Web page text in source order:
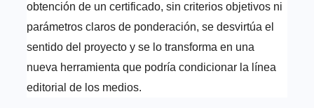
obtención de un certificado, sin criterios objetivos ni
parámetros claros de ponderación, se desvirtúa el
sentido del proyecto y se lo transforma en una
nueva herramienta que podría condicionar la línea
editorial de los medios.